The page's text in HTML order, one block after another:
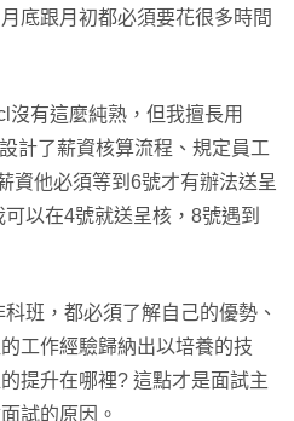
底跟月初都必須要花很多時間
沒有這麼純熟，但我擅長用
計了薪資核算流程、規定員工
資他必須等到6號才有辦法送呈
以在4號就送呈核，8號遇到
班，都必須了解自己的優勢、
工作經驗歸納出以培養的技
提升在哪裡? 這點才是面試主
試的原因。